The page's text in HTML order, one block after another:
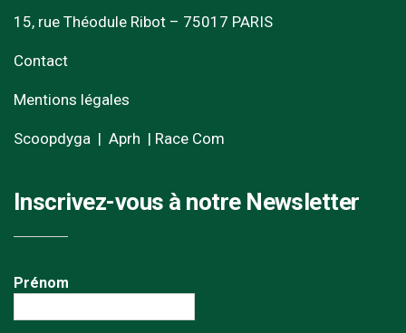
15, rue Théodule Ribot – 75017 PARIS
Contact
Mentions légales
Scoopdyga | Aprh | Race Com
Inscrivez-vous à notre Newsletter
Prénom